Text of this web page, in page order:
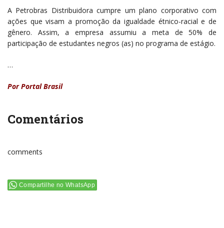
A Petrobras Distribuidora cumpre um plano corporativo com
ações que visam a promoção da igualdade étnico-racial e de
gênero. Assim, a empresa assumiu a meta de 50% de
participação de estudantes negros (as) no programa de estágio.
…
Por Portal Brasil
Comentários
comments
Compartilhe no WhatsApp